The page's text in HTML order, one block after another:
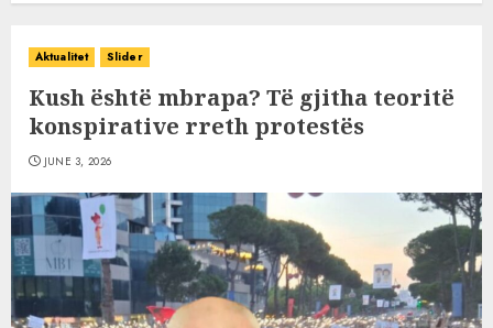
Aktualitet Slider
Kush është mbrapa? Të gjitha teoritë
konspirative rreth protestës
JUNE 3, 2026